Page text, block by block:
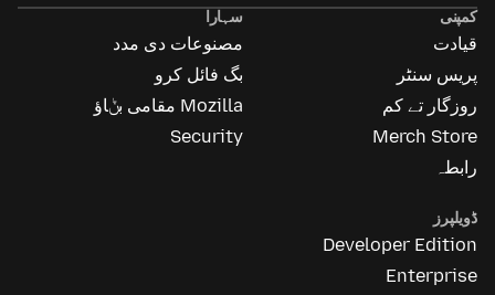
کمپنی
قیادت
پریس سنٹر
روزگار تے کم
Merch Store
رابطہ
سہارا
مصنوعات دی مدد
بگ فائل کرو
Mozilla مقامی بݨاؤ
Security
ڈویلپرز
Developer Edition
Enterprise